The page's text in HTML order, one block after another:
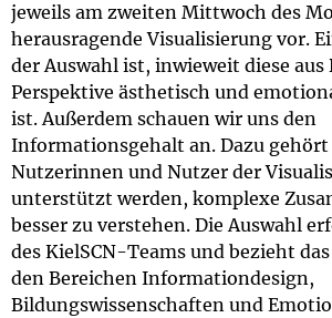
jeweils am zweiten Mittwoch des
herausragende Visualisierung vor.
der Auswahl ist, inwieweit diese aus
Perspektive ästhetisch und
ist. Außerdem schauen wir uns den
Informationsgehalt an. Dazu gehört
Nutzerinnen und Nutzer der
unterstützt werden, komplexe
besser zu verstehen. Die Auswahl
des KielSCN-Teams und bezieht
den Bereichen Informationdesign,
Bildungswissenschaften und